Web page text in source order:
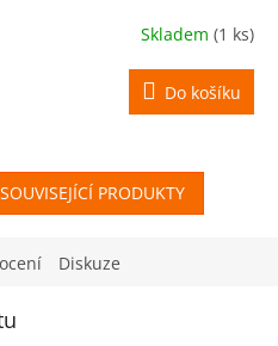
Skladem (1 ks)
Do košíku
PRODUKTY
Diskuze